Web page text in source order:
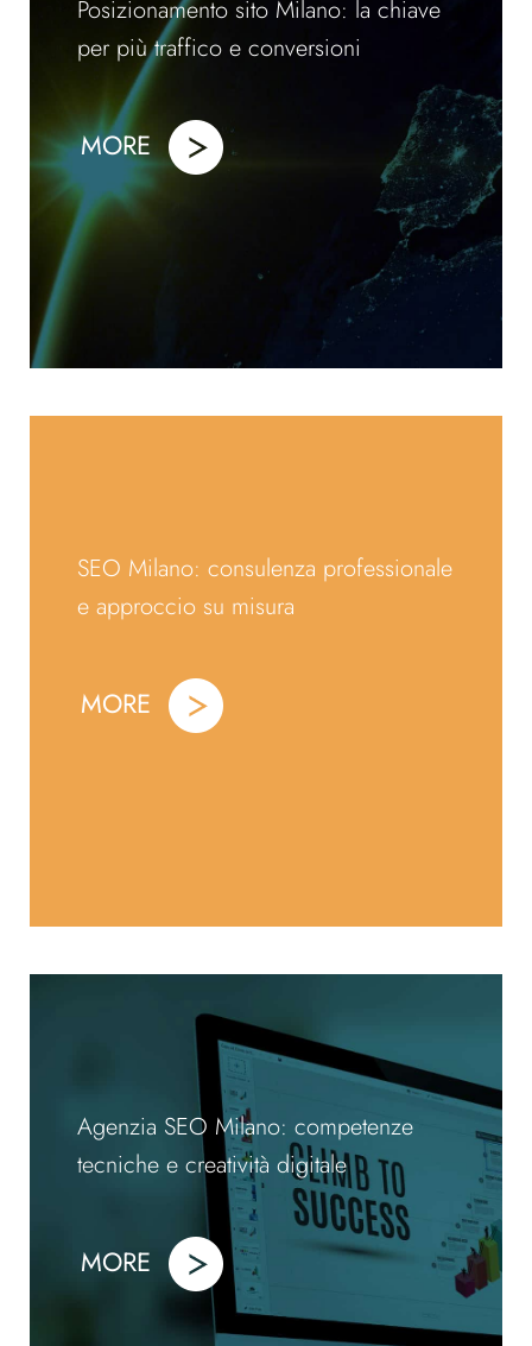
Posizionamento sito Milano: la chiave
per più traffico e conversioni
MORE
SEO Milano: consulenza professionale
e approccio su misura
MORE
Agenzia SEO Milano: competenze
tecniche e creatività digitale
MORE